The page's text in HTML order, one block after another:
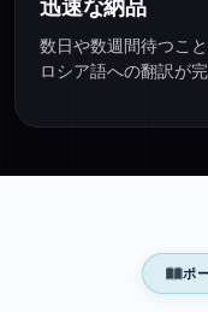
迅速な納品
数日や数週間待つこ
ロシア語への翻訳が完
ポ